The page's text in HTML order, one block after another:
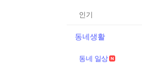
인기
동네생활
동네 일상